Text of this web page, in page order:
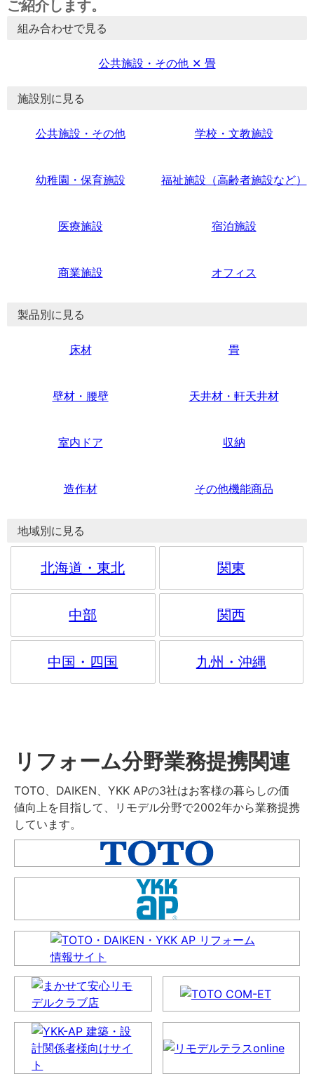
ご紹介します。
組み合わせで見る
公共施設・その他 ✕ 畳
施設別に見る
公共施設・その他 学校・文教施設
幼稚園・保育施設 福祉施設（高齢者施設など）
医療施設 宿泊施設
商業施設 オフィス
製品別に見る
床材 畳
壁材・腰壁 天井材・軒天井材
室内ドア 収納
造作材 その他機能商品
地域別に見る
北海道・東北 関東
中部 関西
中国・四国 九州・沖縄
リフォーム分野業務提携関連
TOTO、DAIKEN、YKK APの3社はお客様の暮らしの価
値向上を目指して、リモデル分野で2002年から業務提携
しています。